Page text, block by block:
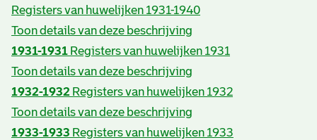
Registers van huwelijken 1931-1940
Toon details van deze beschrijving
1931-1931 Registers van huwelijken 1931
Toon details van deze beschrijving
1932-1932 Registers van huwelijken 1932
Toon details van deze beschrijving
1933-1933 Registers van huwelijken 1933